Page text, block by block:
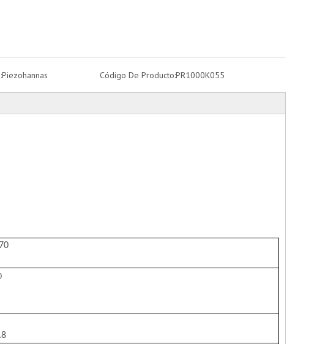
Piezohannas Código De Producto:PR1000K055